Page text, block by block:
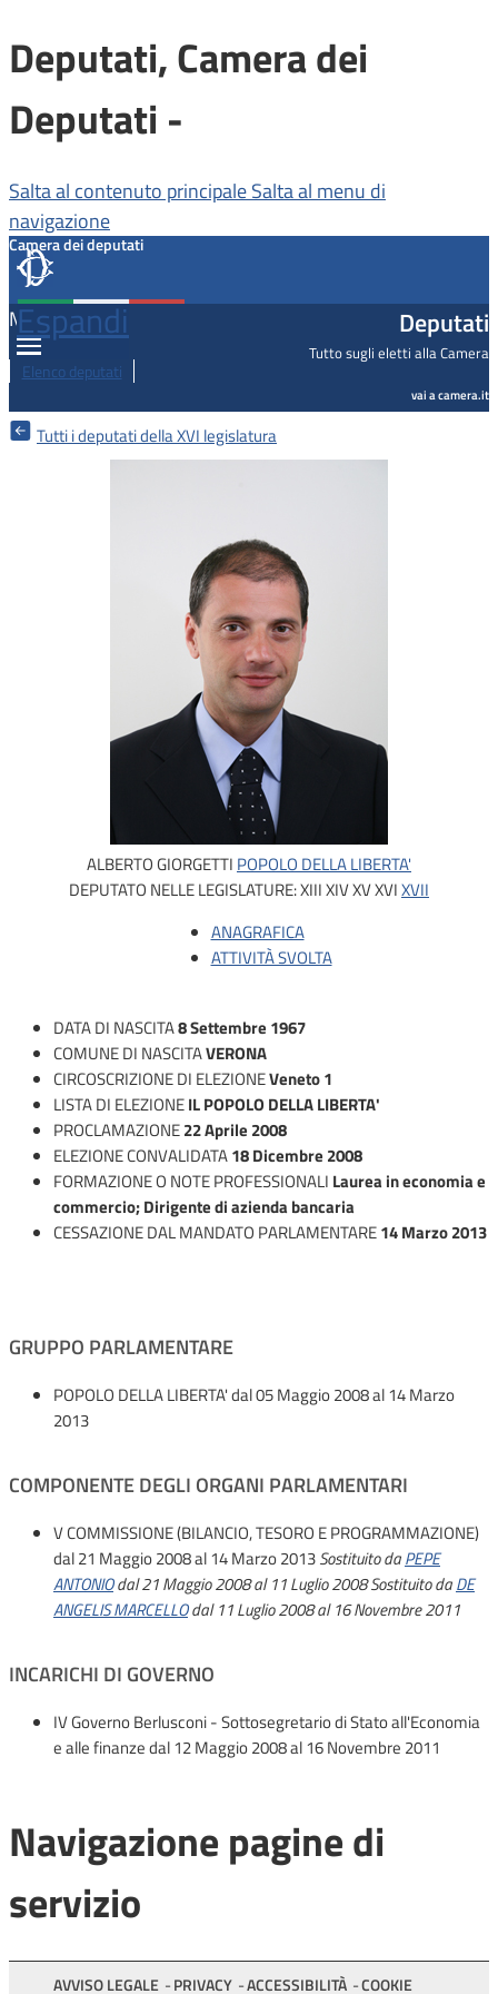
Deputati, Camera dei
Deputati -
Salta al contenuto principaleSalta al menu di
navigazione
Camera dei deputati
Deputati
Tutto sugli eletti alla Camera
MENU
Espandi
Elenco deputati
vai a camera.it
Tutti i deputati della XVI legislatura
ALBERTO GIORGETTI POPOLO DELLA LIBERTA'
DEPUTATO NELLE LEGISLATURE:XIIIXIVXVXVIXVII
ANAGRAFICA
ATTIVITÀ SVOLTA
DATA DI NASCITA8 Settembre 1967
COMUNE DI NASCITAVERONA
CIRCOSCRIZIONE DI ELEZIONEVeneto 1
LISTA DI ELEZIONEIL POPOLO DELLA LIBERTA'
PROCLAMAZIONE22 Aprile 2008
ELEZIONE CONVALIDATA18 Dicembre 2008
FORMAZIONE O NOTE PROFESSIONALI Laurea in economia e
commercio; Dirigente di azienda bancaria
CESSAZIONE DAL MANDATO PARLAMENTARE14 Marzo 2013
GRUPPO PARLAMENTARE
POPOLO DELLA LIBERTA'dal 05 Maggio 2008 al 14 Marzo
2013
COMPONENTE DEGLI ORGANI PARLAMENTARI
V COMMISSIONE (BILANCIO, TESORO E PROGRAMMAZIONE)
dal 21 Maggio 2008 al 14 Marzo 2013Sostituito daPEPE
ANTONIOdal 21 Maggio 2008 al 11 Luglio 2008Sostituito daDE
ANGELIS MARCELLOdal 11 Luglio 2008 al 16 Novembre 2011
INCARICHI DI GOVERNO
IV Governo Berlusconi - Sottosegretario di Stato all'Economia
e alle finanzedal 12 Maggio 2008 al 16 Novembre 2011
Navigazione pagine di
servizio
AVVISO LEGALE PRIVACY ACCESSIBILITÀ COOKIE